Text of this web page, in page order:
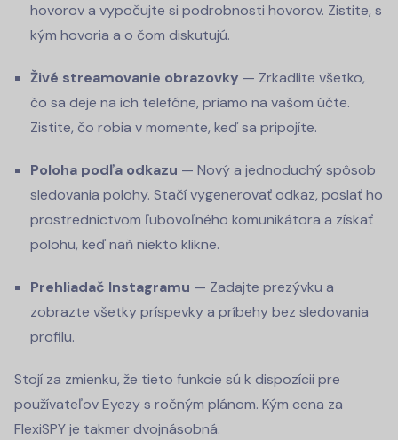
hovorov a vypočujte si podrobnosti hovorov. Zistite, s
kým hovoria a o čom diskutujú.
Živé streamovanie obrazovky — Zrkadlite všetko,
čo sa deje na ich telefóne, priamo na vašom účte.
Zistite, čo robia v momente, keď sa pripojíte.
Poloha podľa odkazu — Nový a jednoduchý spôsob
sledovania polohy. Stačí vygenerovať odkaz, poslať ho
prostredníctvom ľubovoľného komunikátora a získať
polohu, keď naň niekto klikne.
Prehliadač Instagramu — Zadajte prezývku a
zobrazte všetky príspevky a príbehy bez sledovania
profilu.
Stojí za zmienku, že tieto funkcie sú k dispozícii pre
používateľov Eyezy s ročným plánom. Kým cena za
FlexiSPY je takmer dvojnásobná.